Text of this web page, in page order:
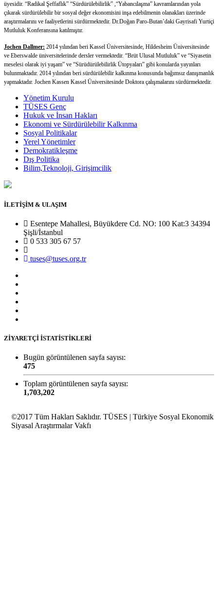
üyesidir. “Radikal Şeffaflık” “Sürdürülebilirlik” ,“Yabancılaşma” kavramlarından yola
çıkarak sürdürülebilir bir sosyal değer ekonomisini inşa edebilmenin olanakları üzerinde
araştırmalarını ve faaliyetlerini sürdürmektedir. Dr.Doğan Paro-Butan’daki Gayrisafi Yurtiçi
Mutluluk Konferansına katılmıştır.
Jochen Dallmer: 2014 yılından beri Kassel Üniversitesinde, Hildesheim Üniversitesinde
ve Eberswalde üniversitelerinde dersler vermektedir. “Brüt Ulusal Mutluluk” ve “Siyasetin
meselesi olarak iyi yaşam” ve “Sürüdürülebilirlik Ütopyaları” gibi konularda yayınları
bulunmaktadır. 2014 yılından beri sürdürülebilir kalkınma konusunda bağımsız danışmanlık
yapmaktadır. Jochen Kassen Kassel Üniversitesinde Doktora çalışmalarını sürdürmektedir.
Yönetim Kurulu
TÜSES Genç
Hukuk ve İnsan Hakları
Ekonomi ve Sürdürülebilir Kalkınma
Sosyal Politikalar
Yerel Yönetimler
Demokratikleşme
Dış Politika
Bilim,Teknoloji, Girişimcilik
İLETİŞİM & ULAŞIM
Esentepe Mahallesi, Büyükdere Cd. NO: 100 Kat:3 34394
Şişli/İstanbul
0 533 305 67 57
tuses@tuses.org.tr
ZİYARETÇİ İSTATİSTİKLERİ
Bugün görüntülenen sayfa sayısı:
475
Toplam görüntülenen sayfa sayısı:
1,703,202
©2017 Tüm Hakları Saklıdır. TÜSES | Türkiye Sosyal Ekonomik
Siyasal Araştırmalar Vakfı